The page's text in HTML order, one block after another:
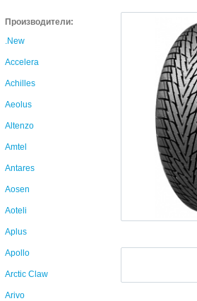
Производители:
.New
Accelera
Achilles
Aeolus
Altenzo
Amtel
Antares
Aosen
Aoteli
Aplus
Apollo
Arctic Claw
Arivo